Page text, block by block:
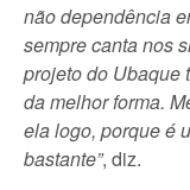
não dependência
sempre canta nos
projeto do Ubaque
da melhor forma.
ela logo, porque é
bastante”, diz.